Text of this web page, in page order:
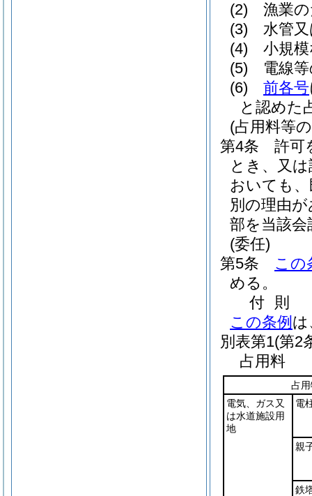
(2)
漁業
(3)
水管
(4)
小規
(5)
電線
(6)
前各号
と認めた
(占用料等
第4条
許可
とき、又
おいても
別の理由
部を当該
(委任)
第5条
この
める。
付 則
この条例 は
別表第1(第2
占用料
占
電気、ガス又
は水道施設用
地
電
親
鉄